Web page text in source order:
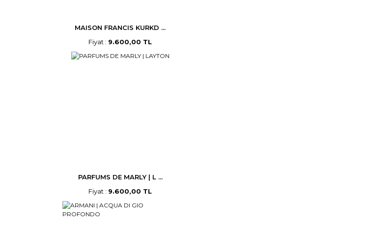
MAISON FRANCIS KURKD ...
Fiyat : 9.600,00 TL
PARFUMS DE MARLY | L ...
Fiyat : 9.600,00 TL